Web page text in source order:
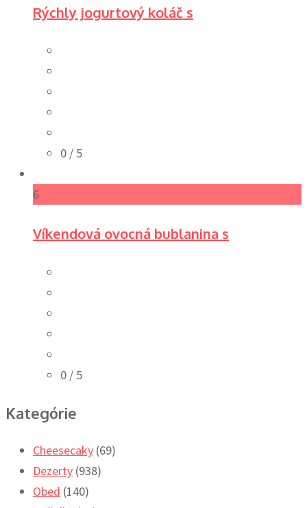
Rýchly jogurtový koláč s
0 / 5
6
Víkendová ovocná bublanina s
0 / 5
Kategórie
Cheesecaky (69)
Dezerty (938)
Obed (140)